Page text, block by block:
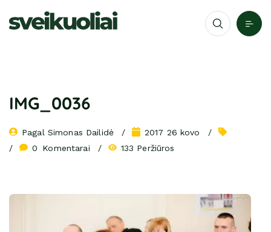
IMG_0036
Pagal Simonas Dailidė
2017 26 kovo
0
Komentarai 133 Peržiūros